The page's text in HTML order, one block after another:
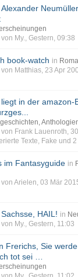
Alexander
von My., Gestern, 09:38
book-watch in
von Matthias, 23 Apr
in der amazon-
von Frank Lauenroth,
Texte, Fake und
im Fantasyguide in
von Arielen, 03 Mär
HAIL! in
von My., Gestern, 11:03
Frerichs, Sie
tot sei …